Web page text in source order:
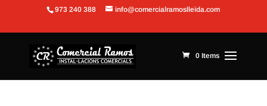
Obre la barra d'eines
973 240 388 info@comercialramoslleida.com
0 Items